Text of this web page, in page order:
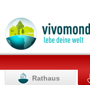
Rathaus